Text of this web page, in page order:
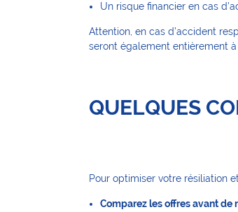
Un risque financier en cas
Attention, en cas d’accident
seront également entièrement
QUELQUES
Pour optimiser votre résiliation
Comparez les offres avant de